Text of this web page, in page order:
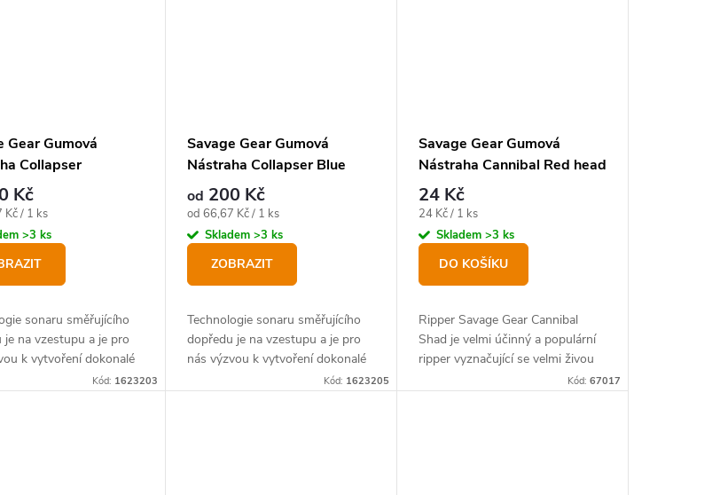
Gear Gumová
Collapser
Kč
Kč / 1 ks
>3 ks
sonaru směřujícího
je na vzestupu a je pro
k vytvoření dokonalé
nástrahy pro tento styl
Kód: 1623203
Savage Gear Gumová
Nástraha Collapser Blue
Thunder
od 200 Kč
Měrná
cena:
od 66,67 Kč / 1 ks
Skladem >3 ks
ZOBRAZIT
Technologie sonaru směřujícího
dopředu je na vzestupu a je pro
nás výzvou k vytvoření dokonalé
gumové nástrahy pro tento styl
Kód: 1623205
Savage Gear Gumová
Nástraha Cannibal Red head
8 cm, 5 g
24 Kč
Měrná
cena:
24 Kč / 1 ks
Skladem >3 ks
DO KOŠÍKU
Ripper Savage Gear Cannibal
Shad je velmi účinný a populární
ripper vyznačující se velmi živou
Kód: 67017